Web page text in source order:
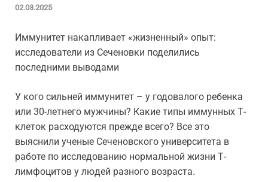
02.03.2025
Иммунитет накапливает «жизненный» опыт:
исследователи из Сеченовки поделились
последними выводами
У кого сильней иммунитет – у годовалого ребенка
или 30-летнего мужчины? Какие типы иммунных Т-
клеток расходуются прежде всего? Все это
выяснили ученые Сеченовского университета в
работе по исследованию нормальной жизни Т-
лимфоцитов у людей разного возраста.